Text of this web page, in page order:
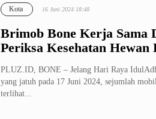
Brimob Bone Kerja Sama
Periksa Kesehatan Hewan
Kota 16 Juni 2024 18:48
PLUZ.ID, BONE – Jelang Hari Raya
yang jatuh pada 17 Juni 2024, sejumlah
terlihat...